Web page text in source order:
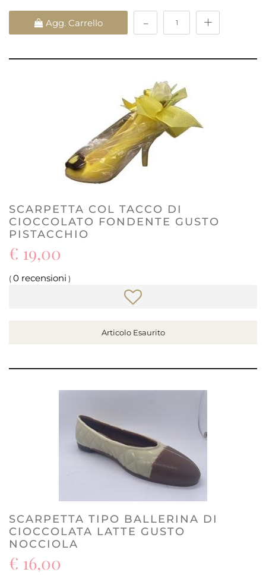
Agg. Carrello
SCARPETTA COL TACCO DI
CIOCCOLATO FONDENTE GUSTO
PISTACCHIO
€ 19,00
( 0 recensioni )
Articolo Esaurito
SCARPETTA TIPO BALLERINA DI
CIOCCOLATA LATTE GUSTO
NOCCIOLA
€ 16,00